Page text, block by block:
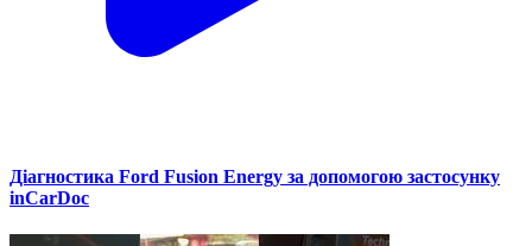
Діагностика Ford Fusion Energy за допомогою застосунку
inCarDoc